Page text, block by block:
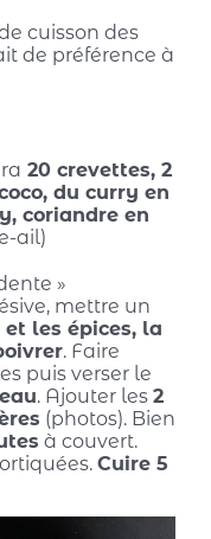
cuisson des
de préférence à
20 crevettes, 2
du curry en
coriandre en
ail)
»
mettre un
et les épices, la
. Faire
puis verser le
. Ajouter les 2
(photos). Bien
à couvert.
Cuire 5